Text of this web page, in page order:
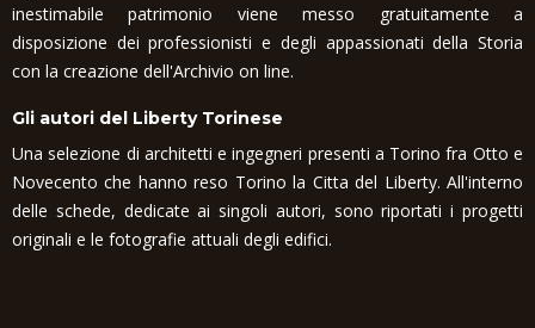
inestimabile patrimonio viene messo gratuitamente a
disposizione dei professionisti e degli appassionati della Storia
con la creazione dell'Archivio on line.
Gli autori del Liberty Torinese
Una selezione di architetti e ingegneri presenti a Torino fra Otto e
Novecento che hanno reso Torino la Citta del Liberty. All'interno
delle schede, dedicate ai singoli autori, sono riportati i progetti
originali e le fotografie attuali degli edifici.